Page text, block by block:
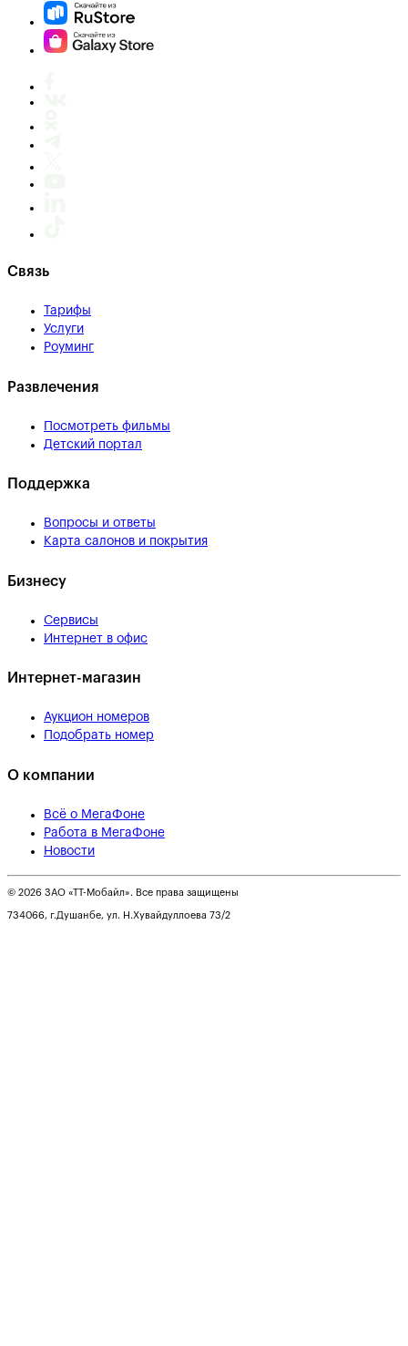
Связь
Тарифы
Услуги
Роуминг
Развлечения
Посмотреть фильмы
Детский портал
Поддержка
Вопросы и ответы
Карта салонов и покрытия
Бизнесу
Сервисы
Интернет в офис
Интернет-магазин
Аукцион номеров
Подобрать номер
О компании
Всё о МегаФоне
Работа в МегаФоне
Новости
© 2026 ЗАО «ТТ-Мобайл». Все права защищены
734066, г.Душанбе, ул. Н.Хувайдуллоева 73/2